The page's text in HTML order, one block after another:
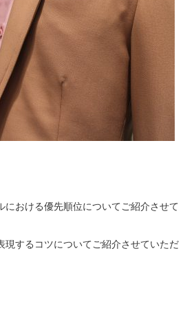
における優先順位についてご紹介させて
現するコツについてご紹介させていただ